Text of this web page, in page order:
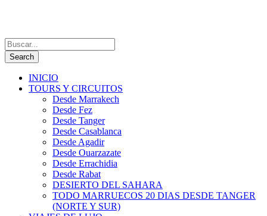
INICIO
TOURS Y CIRCUITOS
Desde Marrakech
Desde Fez
Desde Tanger
Desde Casablanca
Desde Agadir
Desde Ouarzazate
Desde Errachidia
Desde Rabat
DESIERTO DEL SAHARA
TODO MARRUECOS 20 DIAS DESDE TANGER
(NORTE Y SUR)